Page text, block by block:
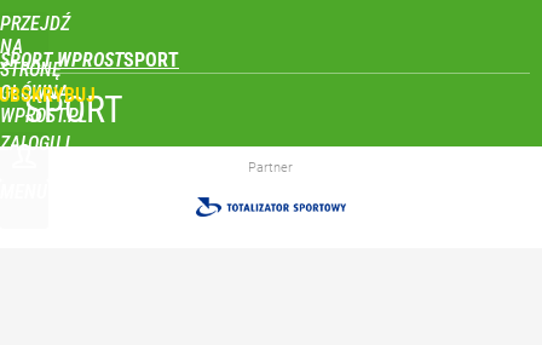
PRZEJDŹ
NA
STRONĘ
GŁÓWNĄ
WPROST.PL
SPORT WPROST
ZALOGUJ
SPORT
Partner